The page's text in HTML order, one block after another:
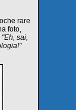
rare
foto,
"Eh, sai,